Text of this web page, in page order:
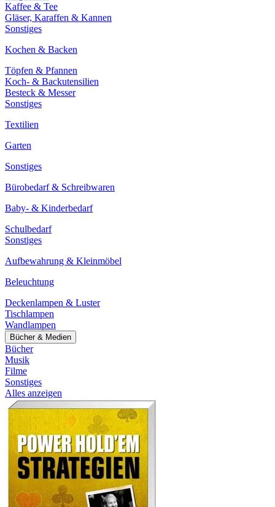
Kaffee & Tee
Gläser, Karaffen & Kannen
Sonstiges
Kochen & Backen
Töpfen & Pfannen
Koch- & Backutensilien
Besteck & Messer
Sonstiges
Textilien
Garten
Sonstiges
Bürobedarf & Schreibwaren
Baby- & Kinderbedarf
Schulbedarf
Sonstiges
Aufbewahrung & Kleinmöbel
Beleuchtung
Deckenlampen & Luster
Tischlampen
Wandlampen
Bücher & Medien
Bücher
Musik
Filme
Sonstiges
Alles anzeigen